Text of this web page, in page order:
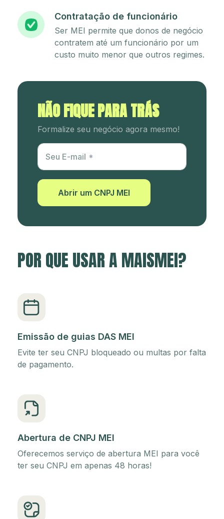
Contratação de funcionário
Ser MEI permite que donos de negócio
contratem até um funcionário por um
custo muito menor que outros regimes.
NÃO FIQUE PARA TRÁS
Formalize seu negócio agora mesmo!
Utm Content
Seu E-mail
Abrir um CNPJ MEI
POR QUE USAR A MAISMEI?
Emissão de guias DAS MEI
Evite ter seu CNPJ bloqueado ou multas por falta
de pagamento.
Abertura de CNPJ MEI
Oferecemos serviço de abertura MEI para você
ter seu CNPJ em apenas 48 horas!